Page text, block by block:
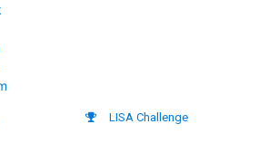
LISA Challenge